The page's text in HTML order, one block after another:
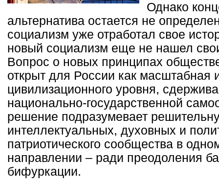
Однако
альтернатива остается не
социализм уже отработал свое
новый социализм еще не нашел
Вопрос о новых принципах
открыт для России как масштабная
цивилизационного уровня,
национально-государственной
решение подразумевает
интеллектуальных, духовных и
патриотического сообщества в
направлении – ради преодоления
бифуркации.